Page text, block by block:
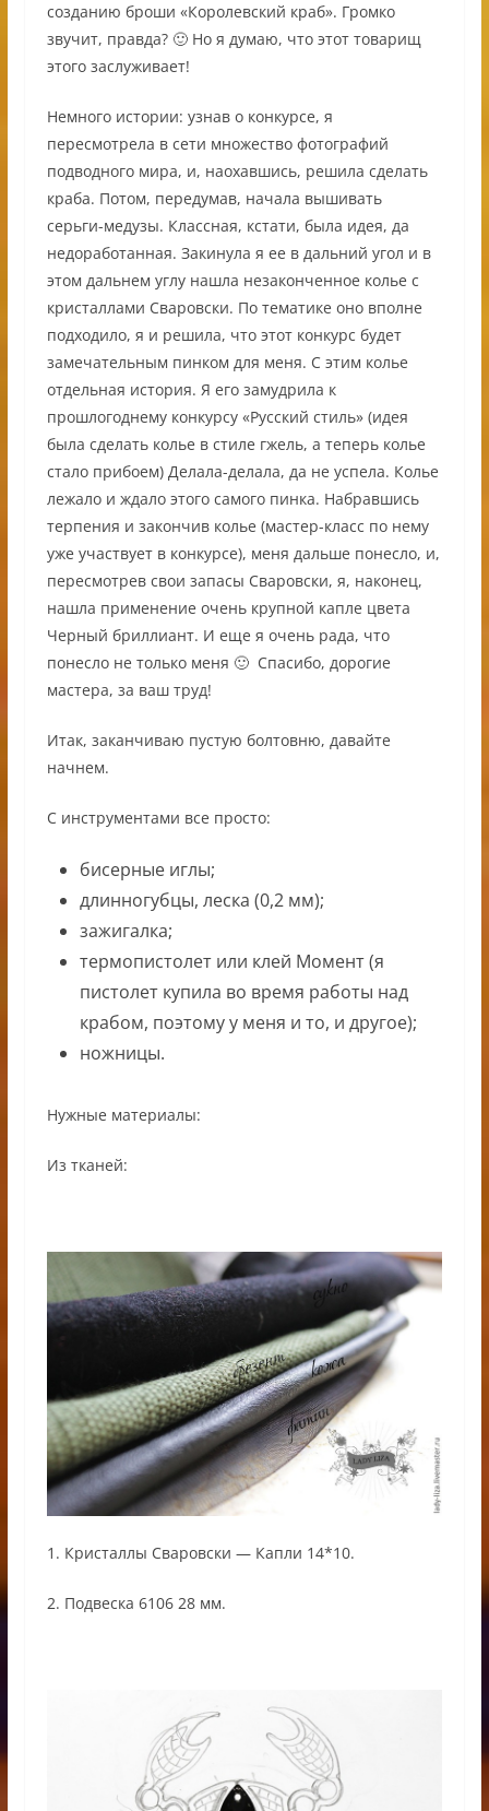
созданию броши «Королевский краб». Громко
звучит, правда? 🙂 Но я думаю, что этот товарищ
этого заслуживает!
Немного истории: узнав о конкурсе, я
пересмотрела в сети множество фотографий
подводного мира, и, наохавшись, решила сделать
краба. Потом, передумав, начала вышивать
серьги-медузы. Классная, кстати, была идея, да
недоработанная. Закинула я ее в дальний угол и в
этом дальнем углу нашла незаконченное колье с
кристаллами Сваровски. По тематике оно вполне
подходило, я и решила, что этот конкурс будет
замечательным пинком для меня. С этим колье
отдельная история. Я его замудрила к
прошлогоднему конкурсу «Русский стиль» (идея
была сделать колье в стиле гжель, а теперь колье
стало прибоем) Делала-делала, да не успела. Колье
лежало и ждало этого самого пинка. Набравшись
терпения и закончив колье (мастер-класс по нему
уже участвует в конкурсе), меня дальше понесло, и,
пересмотрев свои запасы Сваровски, я, наконец,
нашла применение очень крупной капле цвета
Черный бриллиант. И еще я очень рада, что
понесло не только меня 🙂 Спасибо, дорогие
мастера, за ваш труд!
Итак, заканчиваю пустую болтовню, давайте
начнем.
С инструментами все просто:
бисерные иглы;
длинногубцы, леска (0,2 мм);
зажигалка;
термопистолет или клей Момент (я
пистолет купила во время работы над
крабом, поэтому у меня и то, и другое);
ножницы.
Нужные материалы:
Из тканей:
1. Кристаллы Сваровски — Капли 14*10.
2. Подвеска 6106 28 мм.